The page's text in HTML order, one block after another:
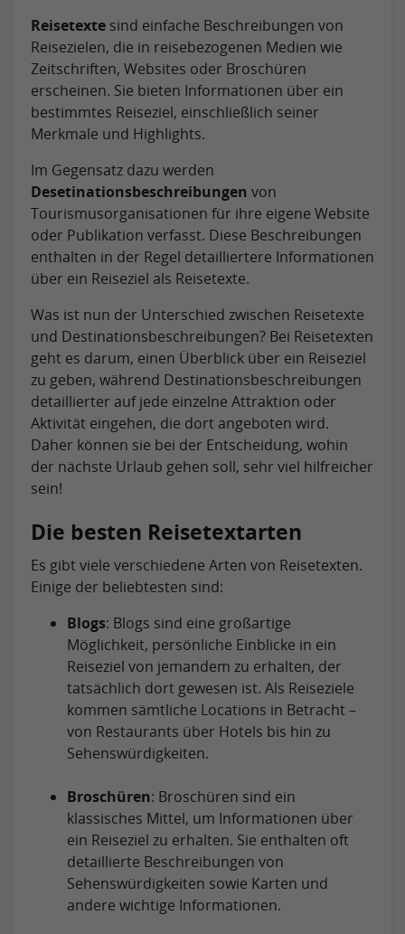
Reisetexte sind einfache Beschreibungen von
Reisezielen, die in reisebezogenen Medien wie
Zeitschriften, Websites oder Broschüren
erscheinen. Sie bieten Informationen über ein
bestimmtes Reiseziel, einschließlich seiner
Merkmale und Highlights.
Im Gegensatz dazu werden
Desetinationsbeschreibungen von
Tourismusorganisationen für ihre eigene Website
oder Publikation verfasst. Diese Beschreibungen
enthalten in der Regel detailliertere Informationen
über ein Reiseziel als Reisetexte.
Was ist nun der Unterschied zwischen Reisetexte
und Destinationsbeschreibungen? Bei Reisetexten
geht es darum, einen Überblick über ein Reiseziel
zu geben, während Destinationsbeschreibungen
detaillierter auf jede einzelne Attraktion oder
Aktivität eingehen, die dort angeboten wird.
Daher können sie bei der Entscheidung, wohin
der nächste Urlaub gehen soll, sehr viel hilfreicher
sein!
Die besten Reisetextarten
Es gibt viele verschiedene Arten von Reisetexten.
Einige der beliebtesten sind:
Blogs: Blogs sind eine großartige
Möglichkeit, persönliche Einblicke in ein
Reiseziel von jemandem zu erhalten, der
tatsächlich dort gewesen ist. Als Reiseziele
kommen sämtliche Locations in Betracht –
von Restaurants über Hotels bis hin zu
Sehenswürdigkeiten.
Broschüren: Broschüren sind ein
klassisches Mittel, um Informationen über
ein Reiseziel zu erhalten. Sie enthalten oft
detaillierte Beschreibungen von
Sehenswürdigkeiten sowie Karten und
andere wichtige Informationen.